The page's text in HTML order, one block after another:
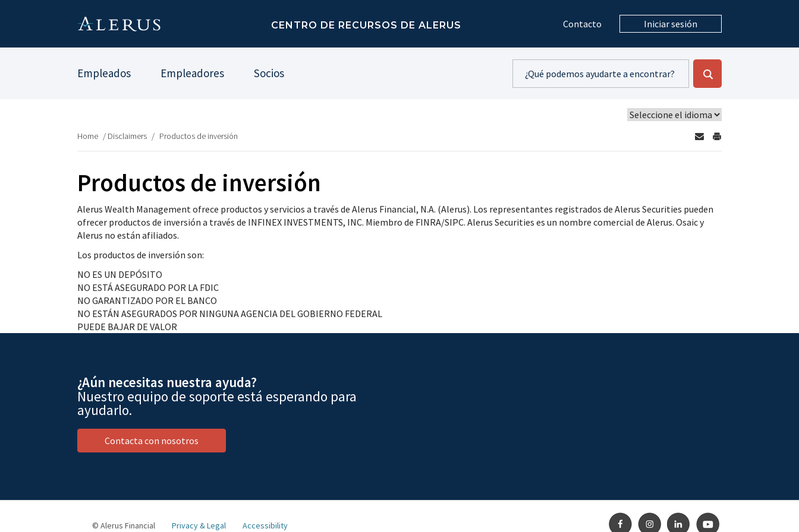
CENTRO DE RECURSOS DE ALERUS Contacto Iniciar sesión
Empleados Empleadores Socios
Home / Disclaimers / Productos de inversión
Productos de inversión
Alerus Wealth Management ofrece productos y servicios a través de Alerus Financial, N.A. (Alerus). Los representantes registrados de Alerus Securities pueden
ofrecer productos de inversión a través de INFINEX INVESTMENTS, INC. Miembro de FINRA/SIPC. Alerus Securities es un nombre comercial de Alerus. Osaic y
Alerus no están afiliados.
Los productos de inversión son:
NO ES UN DEPÓSITO
NO ESTÁ ASEGURADO POR LA FDIC
NO GARANTIZADO POR EL BANCO
NO ESTÁN ASEGURADOS POR NINGUNA AGENCIA DEL GOBIERNO FEDERAL
PUEDE BAJAR DE VALOR
¿Aún necesitas nuestra ayuda?
Nuestro equipo de soporte está esperando para
ayudarlo.
Contacta con nosotros
© Alerus Financial Privacy & Legal Accessibility